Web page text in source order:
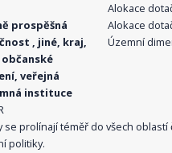
prospěšná
, jiné, kraj,
veřejná
instituce
Alokace
Alokace
Územní
se prolínají téměř do všech
politiky.